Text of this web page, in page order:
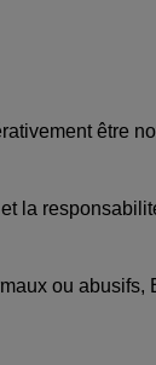
être
la
ou